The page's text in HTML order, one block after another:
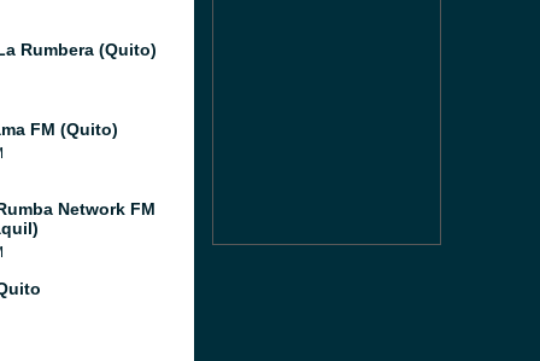
Rumbera (Quito)
FM (Quito)
Network FM